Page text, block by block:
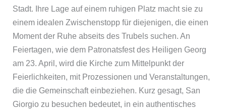
Stadt. Ihre Lage auf einem ruhigen Platz macht sie zu
einem idealen Zwischenstopp für diejenigen, die einen
Moment der Ruhe abseits des Trubels suchen. An
Feiertagen, wie dem Patronatsfest des Heiligen Georg
am 23. April, wird die Kirche zum Mittelpunkt der
Feierlichkeiten, mit Prozessionen und Veranstaltungen,
die die Gemeinschaft einbeziehen. Kurz gesagt, San
Giorgio zu besuchen bedeutet, in ein authentisches